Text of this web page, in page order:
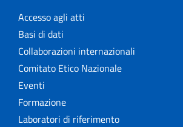
Accesso agli atti
Basi di dati
Collaborazioni internazionali
Comitato Etico Nazionale
Eventi
Formazione
Laboratori di riferimento